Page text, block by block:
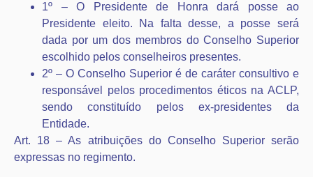
1º – O Presidente de Honra dará posse ao
Presidente eleito. Na falta desse, a posse será
dada por um dos membros do Conselho Superior
escolhido pelos conselheiros presentes.
2º – O Conselho Superior é de caráter consultivo e
responsável pelos procedimentos éticos na ACLP,
sendo constituído pelos ex-presidentes da
Entidade.
Art. 18 – As atribuições do Conselho Superior serão
expressas no regimento.